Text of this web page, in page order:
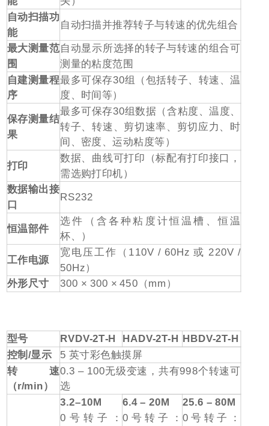
自动扫描功
能
自动扫描并推荐转子与转速的优先组合
最大测量范
围
自动显示所选择的转子与转速的组合可
测量的粘度范围
自建测量程
序
最多可保存30组（包括转子、转速、温
度、时间等）
保存测量结
果
最多可保存30组数据（含粘度、温度、
转子、转速、剪切速率、剪切应力、时
间、密度、运动粘度等）
打印
数据、曲线可打印（标配有打印接口，
需选购打印机）
数据输出接
口
RS232
恒温部件
选件（含各种粘度计恒温槽、恒温
杯、）
工作电源
宽电压工作（ 110V / 60Hz或 220V /
50Hz ）
外形尺寸
300 × 300 × 450 （mm ）
型号 RVDV-2T-H HADV-2T-H HBDV-2T-H
控制/显示 5英寸彩色触摸屏
转速
（r/min）
0.3 – 100无级变速，共有998个转速可
选
3.2–10M
0 号转子：
6.4 – 20M
0 号转子：
25.6 – 80M
0 号转子：